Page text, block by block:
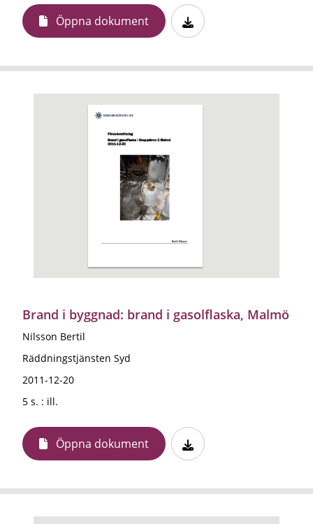
Öppna dokument
Brand i byggnad: brand i gasolflaska, Malmö
Nilsson Bertil
Räddningstjänsten Syd
2011-12-20
5 s. : ill.
Öppna dokument